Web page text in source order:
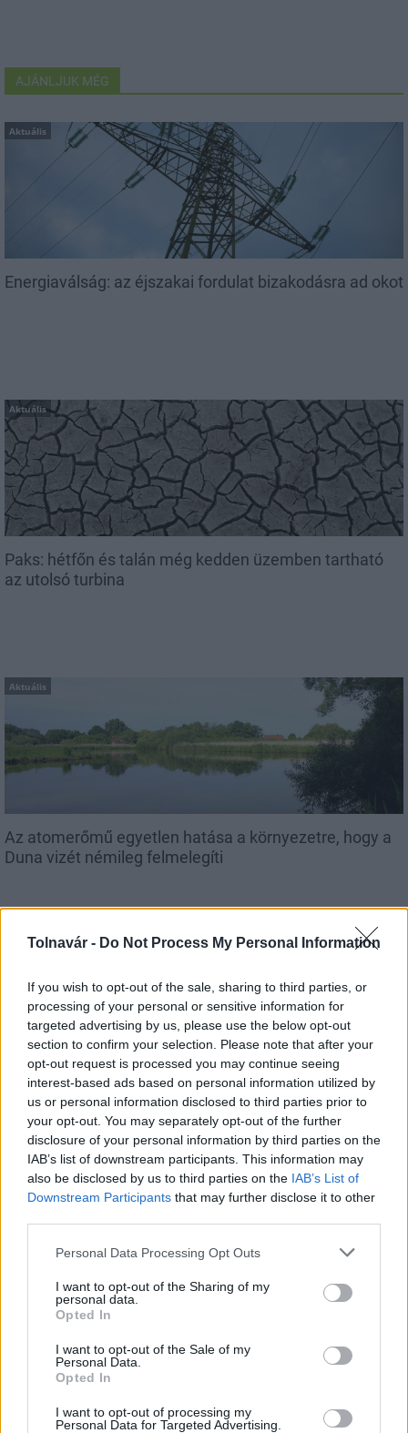
Tolnavár - Do Not Process My Personal Information
If you wish to opt-out of the sale, sharing to third parties, or
processing of your personal or sensitive information for
targeted advertising by us, please use the below opt-out
section to confirm your selection. Please note that after your
opt-out request is processed you may continue seeing
interest-based ads based on personal information utilized by
us or personal information disclosed to third parties prior to
your opt-out. You may separately opt-out of the further
disclosure of your personal information by third parties on the
IAB’s list of downstream participants. This information may
also be disclosed by us to third parties on the IAB’s List of
Downstream Participants that may further disclose it to other
Please note that this website/app uses one or more Google
not limited to your visit or usage behaviour. You may click to
grant or deny consent to Google and its third-party tags to
use your data for below specified purposes in below Google
consent section.
Personal Data Processing Opt Outs
I want to opt-out of the Sharing of my
personal data.
Opted In
I want to opt-out of the Sale of my
Personal Data.
Opted In
I want to opt-out of processing my
Personal Data for Targeted Advertising.
AJÁNLJUK MÉG
Aktuális
Energiaválság: az éjszakai fordulat bizakodásra ad okot
Aktuális
Paks: hétfőn és talán még kedden üzemben tartható
az utolsó turbina
Aktuális
Az atomerőmű egyetlen hatása a környezetre, hogy a
Duna vizét némileg felmelegíti
MAGYAR ÉPÍTŐK
Mi épül?
Belváros-Lipótváros
játszótér
Város-Teampannon Kereskedelmi és Szolgáltató Kft.
Indulhat a Honvéd tér megújításának tervezése, ahol a
klímatudatos gondolkodás és a helyi identitás erősítése kerül a
középpontba.